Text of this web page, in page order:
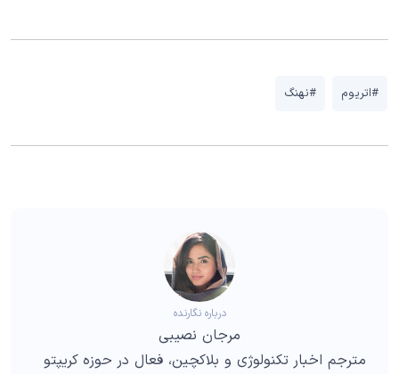
#اتریوم #نهنگ
درباره نگارنده
مرجان نصیبی
مترجم اخبار تکنولوژی و بلاکچین، فعال در حوزه کریپتو